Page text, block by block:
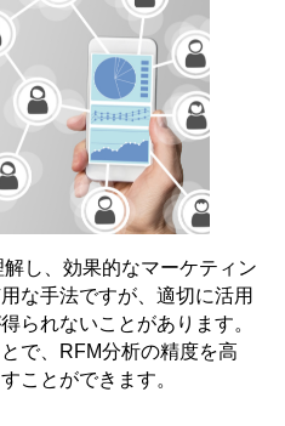
し、効果的なマーケティン
な手法ですが、適切に活用
られないことがあります。
で、RFM分析の精度を高
ことができます。